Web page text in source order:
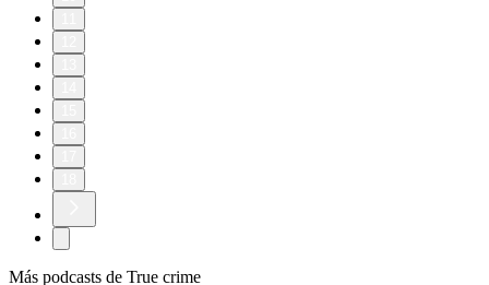
Más podcasts de True crime